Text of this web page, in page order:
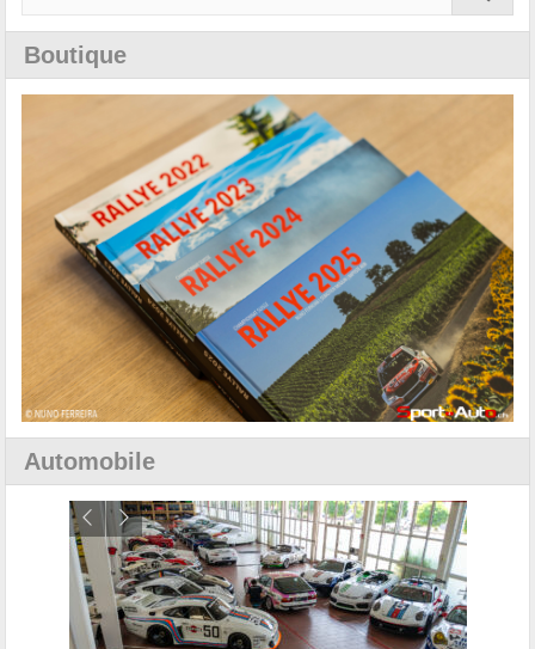
Boutique
Automobile